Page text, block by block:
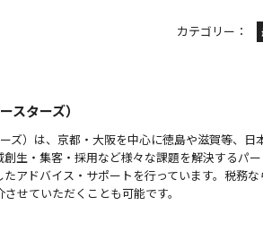
カテゴリー：
ターズ）
）は、京都・大阪を中心に徳島や滋賀等、日
生・集客・採用など様々な課題を解決するパ
アドバイス・サポートを行っています。税務
せていただくことも可能です。